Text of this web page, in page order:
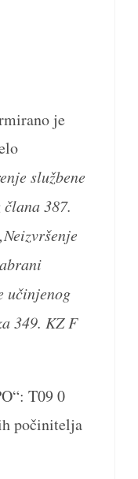
je
službene
387.
učinjenog
349. KZ F
T09 0
počinitelja